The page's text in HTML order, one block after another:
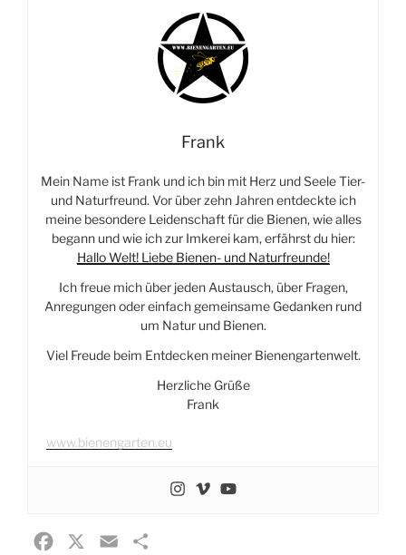
Frank
Mein Name ist Frank und ich bin mit Herz und Seele Tier-
und Naturfreund. Vor über zehn Jahren entdeckte ich
meine besondere Leidenschaft für die Bienen, wie alles
begann und wie ich zur Imkerei kam, erfährst du hier:
Hallo Welt! Liebe Bienen- und Naturfreunde!
Ich freue mich über jeden Austausch, über Fragen,
Anregungen oder einfach gemeinsame Gedanken rund
um Natur und Bienen.
Viel Freude beim Entdecken meiner Bienengartenwelt.
Herzliche Grüße
Frank
www.bienengarten.eu